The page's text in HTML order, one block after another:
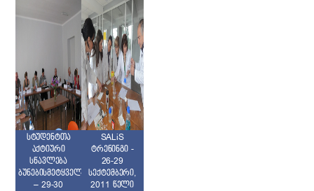
სტუდენტთა
აქტიური
სწავლება
ბუნებისმეტყველებაში
– 29-30
SALiS
ტრენინგი -
26-29
სექტემბერი,
2011 წელი